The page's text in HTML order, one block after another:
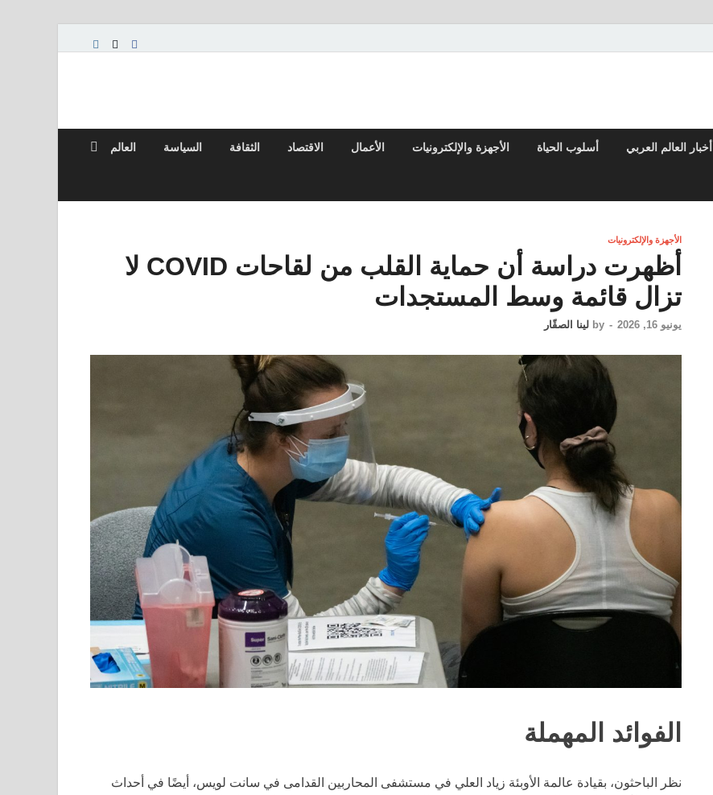
أخبار العالم العربي أسلوب الحياة الأجهزة والإلكترونيات الأعمال الاقتصاد الثقافة السياسة العالم
الأجهزة والإلكترونيات
أظهرت دراسة أن حماية القلب من لقاحات COVID لا
تزال قائمة وسط المستجدات
يونيو 16, 2026 -
by لينا الصقّار
الفوائد المهملة
نظر الباحثون، بقيادة عالمة الأوبئة زياد العلي في مستشفى المحاربين القدامى في سانت لويس، أيضًا في أحداث